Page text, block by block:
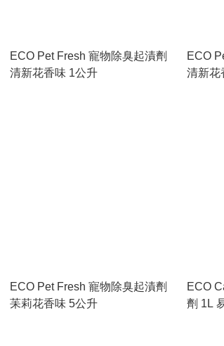
ECO Pet Fresh 寵物除臭起漬劑
清新花香味 1公升
ECO
清新花
ECO Pet Fresh 寵物除臭起漬劑
苿莉花香味 5公升
ECO
劑 1L